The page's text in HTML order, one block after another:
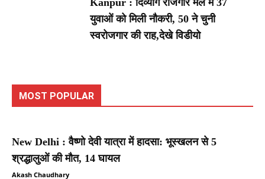
Kanpur : दिव्यांग रोजगार मेले में 37
युवाओं को मिली नौकरी, 50 ने चुनी
स्वरोजगार की राह,देखे विडीयो
MOST POPULAR
New Delhi : वैष्णो देवी यात्रा में हादसा: भूस्खलन से 5
श्रद्धालुओं की मौत, 14 घायल
Akash Chaudhary